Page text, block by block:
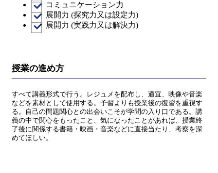
コミュニケーション力
展開力 (探究力又は設定力)
展開力 (実践力又は解決力)
授業の進め方
すべて講義形式で行う。レジュメを配布し、適宜、映像や音楽
などを素材として使用する。予習よりも授業後の復習を重視す
る。自己の問題関心との出会いこそが学問の入り口である。講
義の中で関心をもったこと、気になったことがあれば、授業終
了後に関係する書籍・映画・音楽などに直接当たり、考察を深
めてほしい。